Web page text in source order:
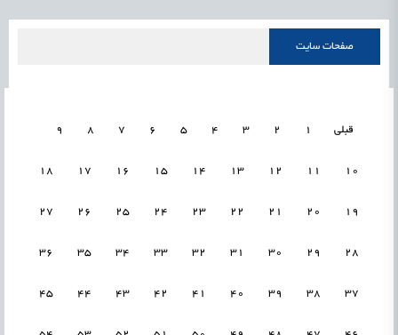
صفحات سایت
قبلی 1
2
3
4
5
6
7
8
9
10
11
12
13
14
15
16
17
18
19
20
21
22
23
24
25
26
27
28
29
30
31
32
33
34
35
36
37
38
39
40
41
42
43
44
45